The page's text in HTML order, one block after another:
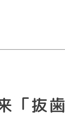
「抜